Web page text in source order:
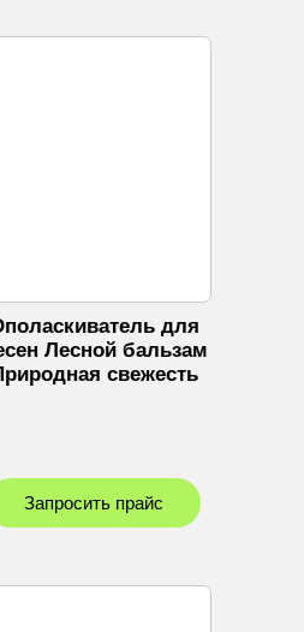
для
Лесной бальзам
свежесть
Запросить прайс